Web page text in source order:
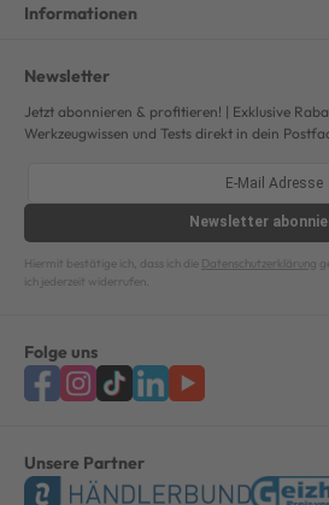
Informationen
Newsletter
Jetzt abonnieren & profitieren! | Exklusive
Werkzeugwissen und Tests direkt in dein
Newsletter
Hiermit bestätige ich, dass ich die Datenschutzerklärung
ich jederzeit widerrufen.
Folge uns
Unsere Partner